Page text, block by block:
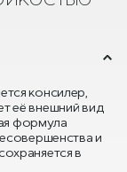
консилер,
её внешний вид
формула
и
в